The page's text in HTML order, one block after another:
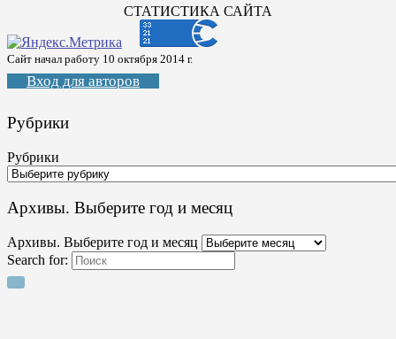
СТАТИСТИКА САЙТА
Сайт начал работу 10 октября 2014 г.
Вход для авторов
Рубрики
Рубрики
Архивы. Выберите год и месяц
Архивы. Выберите год и месяц
Search for: